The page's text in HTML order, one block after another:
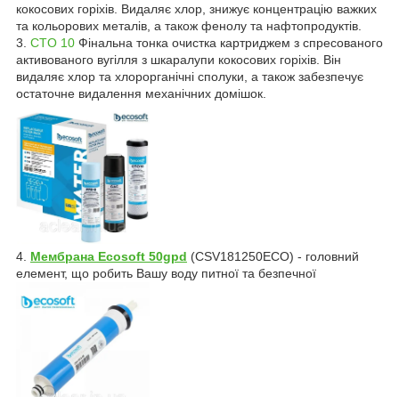
кокосових горіхів. Видаляє хлор, знижує концентрацію важких
та кольорових металів, а також фенолу та нафтопродуктів.
3. CTO 10 Фінальна тонка очистка картриджем з спресованого
активованого вугілля з шкаралупи кокосових горіхів. Він
видаляє хлор та хлорорганічні сполуки, а також забезпечує
остаточне видалення механічних домішок.
4. Мембрана Ecosoft 50gpd (CSV181250ECO) - головний
елемент, що робить Вашу воду питної та безпечної